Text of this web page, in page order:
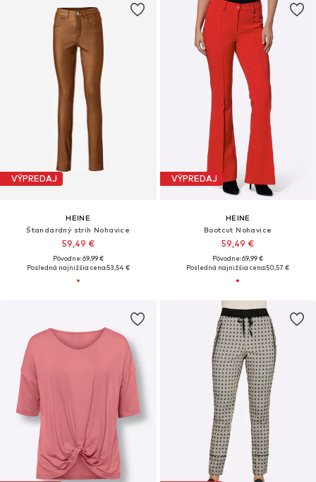
VÝPREDAJ
HEINE
Štandardný strih Nohavice
59,49 €
Pôvodne: 69,99 €
Posledná najnižšia cena:53,54 €
VÝPREDAJ
HEINE
Bootcut Nohavice
59,49 €
Pôvodne: 69,99 €
Posledná najnižšia cena:50,57 €